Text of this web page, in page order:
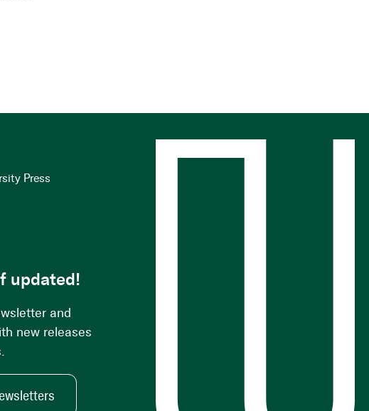
Press
updated!
and
new releases